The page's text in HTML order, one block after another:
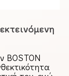
BOSTON